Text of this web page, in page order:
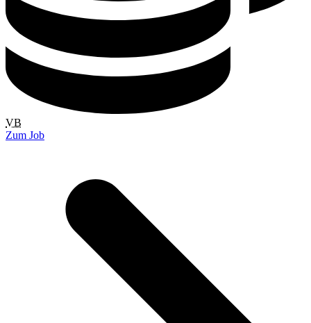
VB
Zum Job